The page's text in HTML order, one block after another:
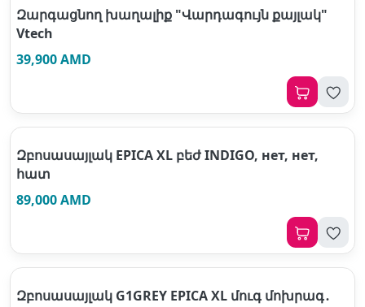
Զարգացնող խաղալիք "Վարդագույն քայլակ"
Vtech
39,900 AMD
Զբոսասայլակ EPICA XL բեժ INDIGO, нет, нет,
հատ
89,000 AMD
Զբոսասայլակ G1GREY EPICA XL մուգ մոխրագ․